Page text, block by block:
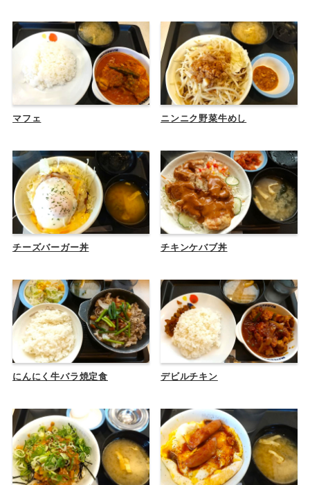
マフェ ニンニク野菜牛めし
チーズバーガー丼 チキンケバブ丼
にんにく牛バラ焼定食 デビルチキン